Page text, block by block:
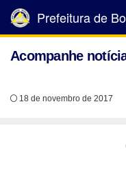
Prefeitura de
Acompanhe
18 de novembro de 2017